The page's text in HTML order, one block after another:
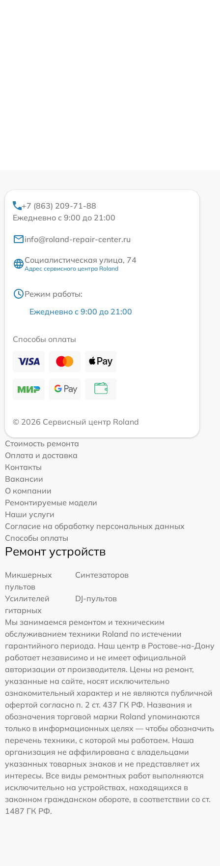
+7 (863) 209-71-88
Ежедневно с 9:00 до 21:00
info@roland-repair-center.ru
Социалистическая улица, 74
Адрес сервисного центра Roland
Режим работы:
Ежедневно с 9:00 до 21:00
Способы оплаты
© 2026 Сервисный центр Roland
Стоимость ремонта
Оплата и доставка
Контакты
Вакансии
О компании
Ремонтируемые модели
Наши услуги
Согласие на обработку персональных данных
Способы оплаты
Ремонт устройств
Микшерных
пультов
Синтезаторов
Усилителей
гитарных
DJ-пультов
Мы занимаемся ремонтом и техническим
обслуживанием техники Roland по истечении
гарантийного периода. Наш центр в Ростове-на-Дону
работает независимо и не имеет официальной
авторизации от производителя. Цены на ремонт,
указанные на сайте, носят исключительно
ознакомительный характер и не являются публичной
офертой согласно п. 2 ст. 437 ГК РФ. Названия и
обозначения торговой марки Roland упоминаются
только в информационных целях — чтобы обозначить
перечень техники, с которой мы работаем. Наша
организация не аффилирована с владельцами
указанных товарных знаков и не представляет их
интересы. Все виды ремонтных работ выполняются
исключительно на устройствах, находящихся в
законном гражданском обороте, в соответствии со ст.
1487 ГК РФ.